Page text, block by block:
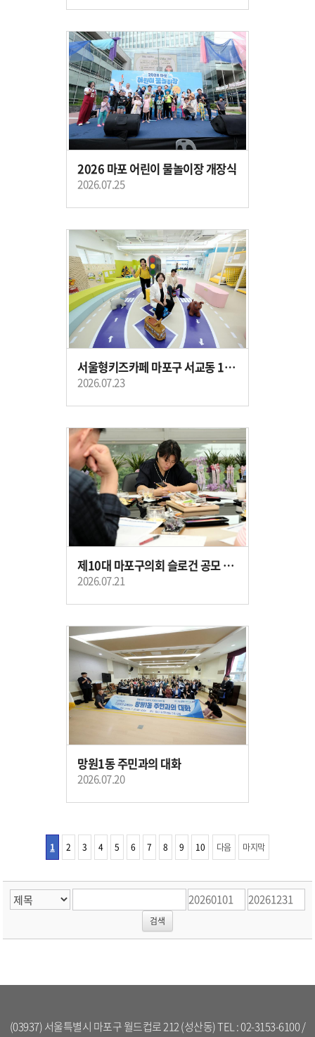
2026 마포 어린이 물놀이장 개장식
2026.07.25
서울형키즈카페 마포구 서교동 1호점 개소식
2026.07.23
제10대 마포구의회 슬로건 공모 심사
2026.07.21
망원1동 주민과의 대화
2026.07.20
1 2 3 4 5 6 7 8 9 10 다음 마지막
(03937) 서울특별시 마포구 월드컵로 212 (성산동) TEL : 02-3153-6100 /